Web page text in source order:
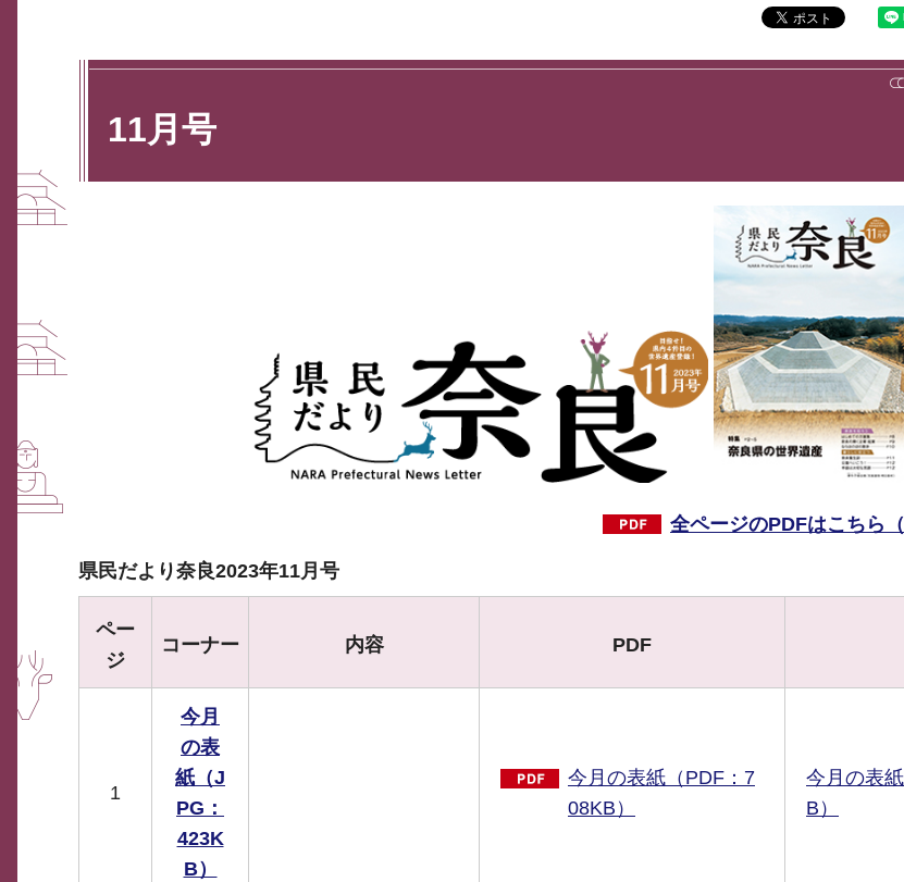
11月号
全ページのPDFはこちら
県民だより奈良2023年11月号
ペー
ジ
コーナー 内容 PDF
1
今月
の表
紙（J
PG：
423K
B）
今月の表紙（PDF：7
08KB）
今月の表
B）